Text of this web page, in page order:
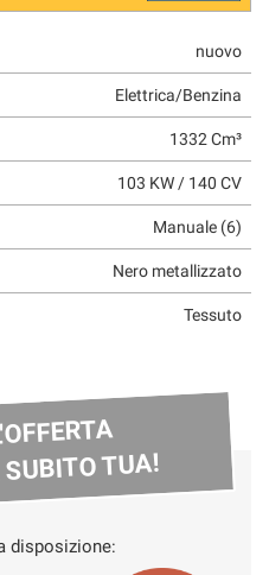
nuovo
Elettrica/Benzina
1332 Cm³
103 KW / 140 CV
Manuale (6)
Nero metallizzato
Tessuto
TUA!
disposizione: